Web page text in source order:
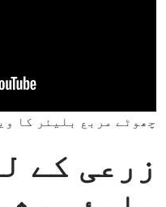
چھوٹے مربع بلیئر کا
زرعی کے